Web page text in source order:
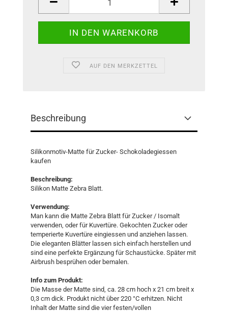
AUF DEN MERKZETTEL
Beschreibung
Silikonmotiv-Matte für Zucker- Schokoladegiessen
kaufen
Beschreibung:
Silikon Matte Zebra Blatt.
Verwendung:
Man kann die Matte Zebra Blatt für Zucker / Isomalt
verwenden, oder für Kuvertüre. Gekochten Zucker oder
temperierte Kuvertüre eingiessen und anziehen lassen.
Die eleganten Blätter lassen sich einfach herstellen und
sind eine perfekte Ergänzung für Schaustücke. Später mit
Airbrush besprühen oder bemalen.
Info zum Produkt:
Die Masse der Matte sind, ca. 28 cm hoch x 21 cm breit x
0,3 cm dick. Produkt nicht über 220 °C erhitzen. Nicht
Inhalt der Matte sind die vier festen/vollen